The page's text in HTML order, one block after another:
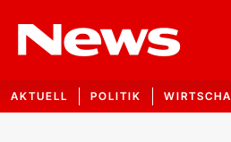
AKTUELL POLITIK